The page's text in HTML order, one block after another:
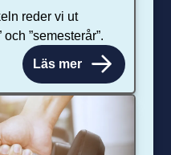
reder vi ut
”semesterår”.
Läs mer